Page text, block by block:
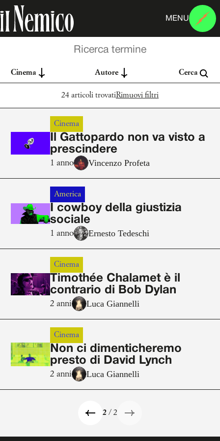
MENU
Cinema Autore Cerca
24 articoli trovatiRimuovi filtri
Cinema
Il Gattopardo non va visto a
prescindere
1 anno Vincenzo Profeta
America
I cowboy della giustizia
sociale
1 anno Ernesto Tedeschi
Cinema
Timothée Chalamet è il
contrario di Bob Dylan
2 anni Luca Giannelli
Cinema
Non ci dimenticheremo
presto di David Lynch
2 anni Luca Giannelli
2 / 2